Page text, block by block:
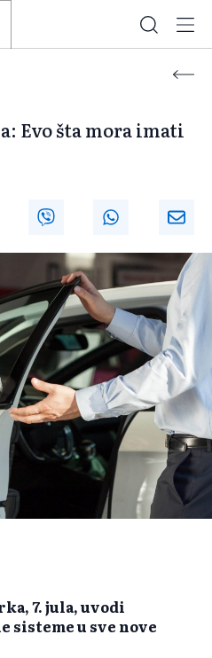
Evo šta mora imati
7. jula, uvodi
sisteme u sve nove